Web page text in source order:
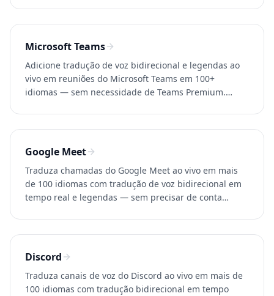
Microsoft Teams
Adicione tradução de voz bidirecional e legendas ao
vivo em reuniões do Microsoft Teams em 100+
idiomas — sem necessidade de Teams Premium.
Google Meet
Traduza chamadas do Google Meet ao vivo em mais
de 100 idiomas com tradução de voz bidirecional em
tempo real e legendas — sem precisar de conta
Discord
Traduza canais de voz do Discord ao vivo em mais de
100 idiomas com tradução bidirecional em tempo